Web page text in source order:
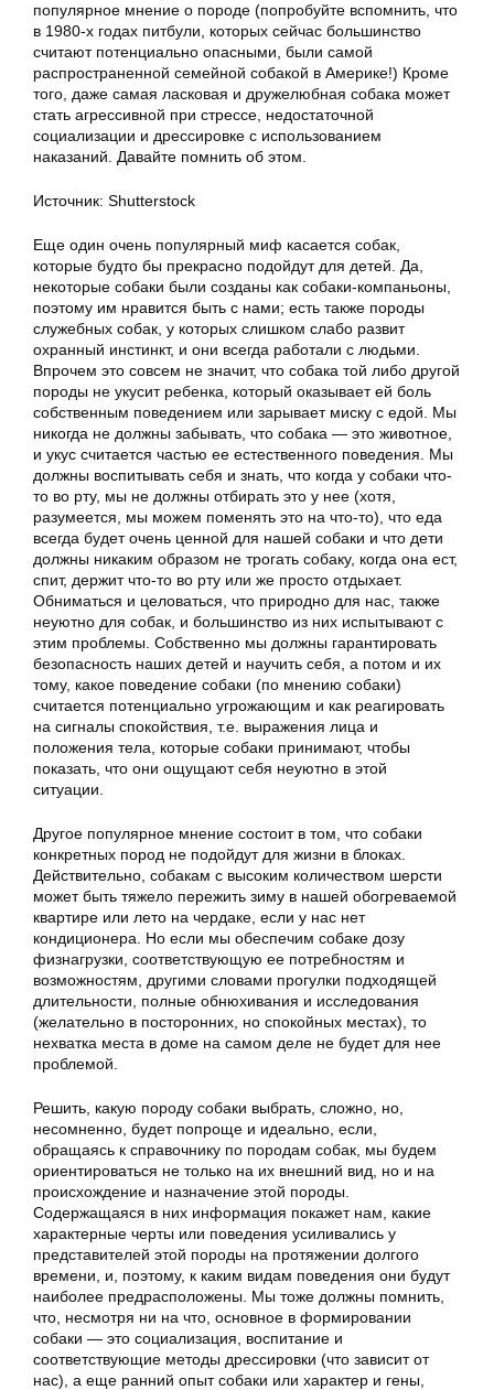
популярное мнение о породе (попробуйте вспомнить, что
в 1980-х годах питбули, которых сейчас большинство
считают потенциально опасными, были самой
распространенной семейной собакой в Америке!) Кроме
того, даже самая ласковая и дружелюбная собака может
стать агрессивной при стрессе, недостаточной
социализации и дрессировке с использованием
наказаний. Давайте помнить об этом.
Источник: Shutterstock
Еще один очень популярный миф касается собак,
которые будто бы прекрасно подойдут для детей. Да,
некоторые собаки были созданы как собаки-компаньоны,
поэтому им нравится быть с нами; есть также породы
служебных собак, у которых слишком слабо развит
охранный инстинкт, и они всегда работали с людьми.
Впрочем это совсем не значит, что собака той либо другой
породы не укусит ребенка, который оказывает ей боль
собственным поведением или зарывает миску с едой. Мы
никогда не должны забывать, что собака — это животное,
и укус считается частью ее естественного поведения. Мы
должны воспитывать себя и знать, что когда у собаки что-
то во рту, мы не должны отбирать это у нее (хотя,
разумеется, мы можем поменять это на что-то), что еда
всегда будет очень ценной для нашей собаки и что дети
должны никаким образом не трогать собаку, когда она ест,
спит, держит что-то во рту или же просто отдыхает.
Обниматься и целоваться, что природно для нас, также
неуютно для собак, и большинство из них испытывают с
этим проблемы. Собственно мы должны гарантировать
безопасность наших детей и научить себя, а потом и их
тому, какое поведение собаки (по мнению собаки)
считается потенциально угрожающим и как реагировать
на сигналы спокойствия, т.е. выражения лица и
положения тела, которые собаки принимают, чтобы
показать, что они ощущают себя неуютно в этой
ситуации.
Другое популярное мнение состоит в том, что собаки
конкретных пород не подойдут для жизни в блоках.
Действительно, собакам с высоким количеством шерсти
может быть тяжело пережить зиму в нашей обогреваемой
квартире или лето на чердаке, если у нас нет
кондиционера. Но если мы обеспечим собаке дозу
физнагрузки, соответствующую ее потребностям и
возможностям, другими словами прогулки подходящей
длительности, полные обнюхивания и исследования
(желательно в посторонних, но спокойных местах), то
нехватка места в доме на самом деле не будет для нее
проблемой.
Решить, какую породу собаки выбрать, сложно, но,
несомненно, будет попроще и идеально, если,
обращаясь к справочнику по породам собак, мы будем
ориентироваться не только на их внешний вид, но и на
происхождение и назначение этой породы.
Содержащаяся в них информация покажет нам, какие
характерные черты или поведения усиливались у
представителей этой породы на протяжении долгого
времени, и, поэтому, к каким видам поведения они будут
наиболее предрасположены. Мы тоже должны помнить,
что, несмотря ни на что, основное в формировании
собаки — это социализация, воспитание и
соответствующие методы дрессировки (что зависит от
нас), а еще ранний опыт собаки или характер и гены,